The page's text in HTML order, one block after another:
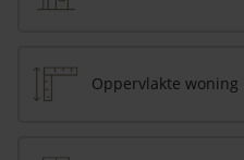
Oppervlakte woning